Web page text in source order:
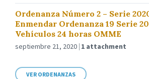
Ordenanza Número 2 – Serie
Enmendar Ordenanza 19 Serie
Vehículos 24 horas OMME
septiembre 21, 2020 1 attachment
VER ORDENANZAS